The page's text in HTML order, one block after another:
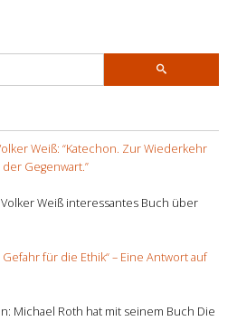
Weiß: “Katechon. Zur Wiederkehr
Gegenwart.”
Weiß interessantes Buch über
Gefahr für die Ethik“ – Eine Antwort auf
Michael Roth hat mit seinem Buch Die